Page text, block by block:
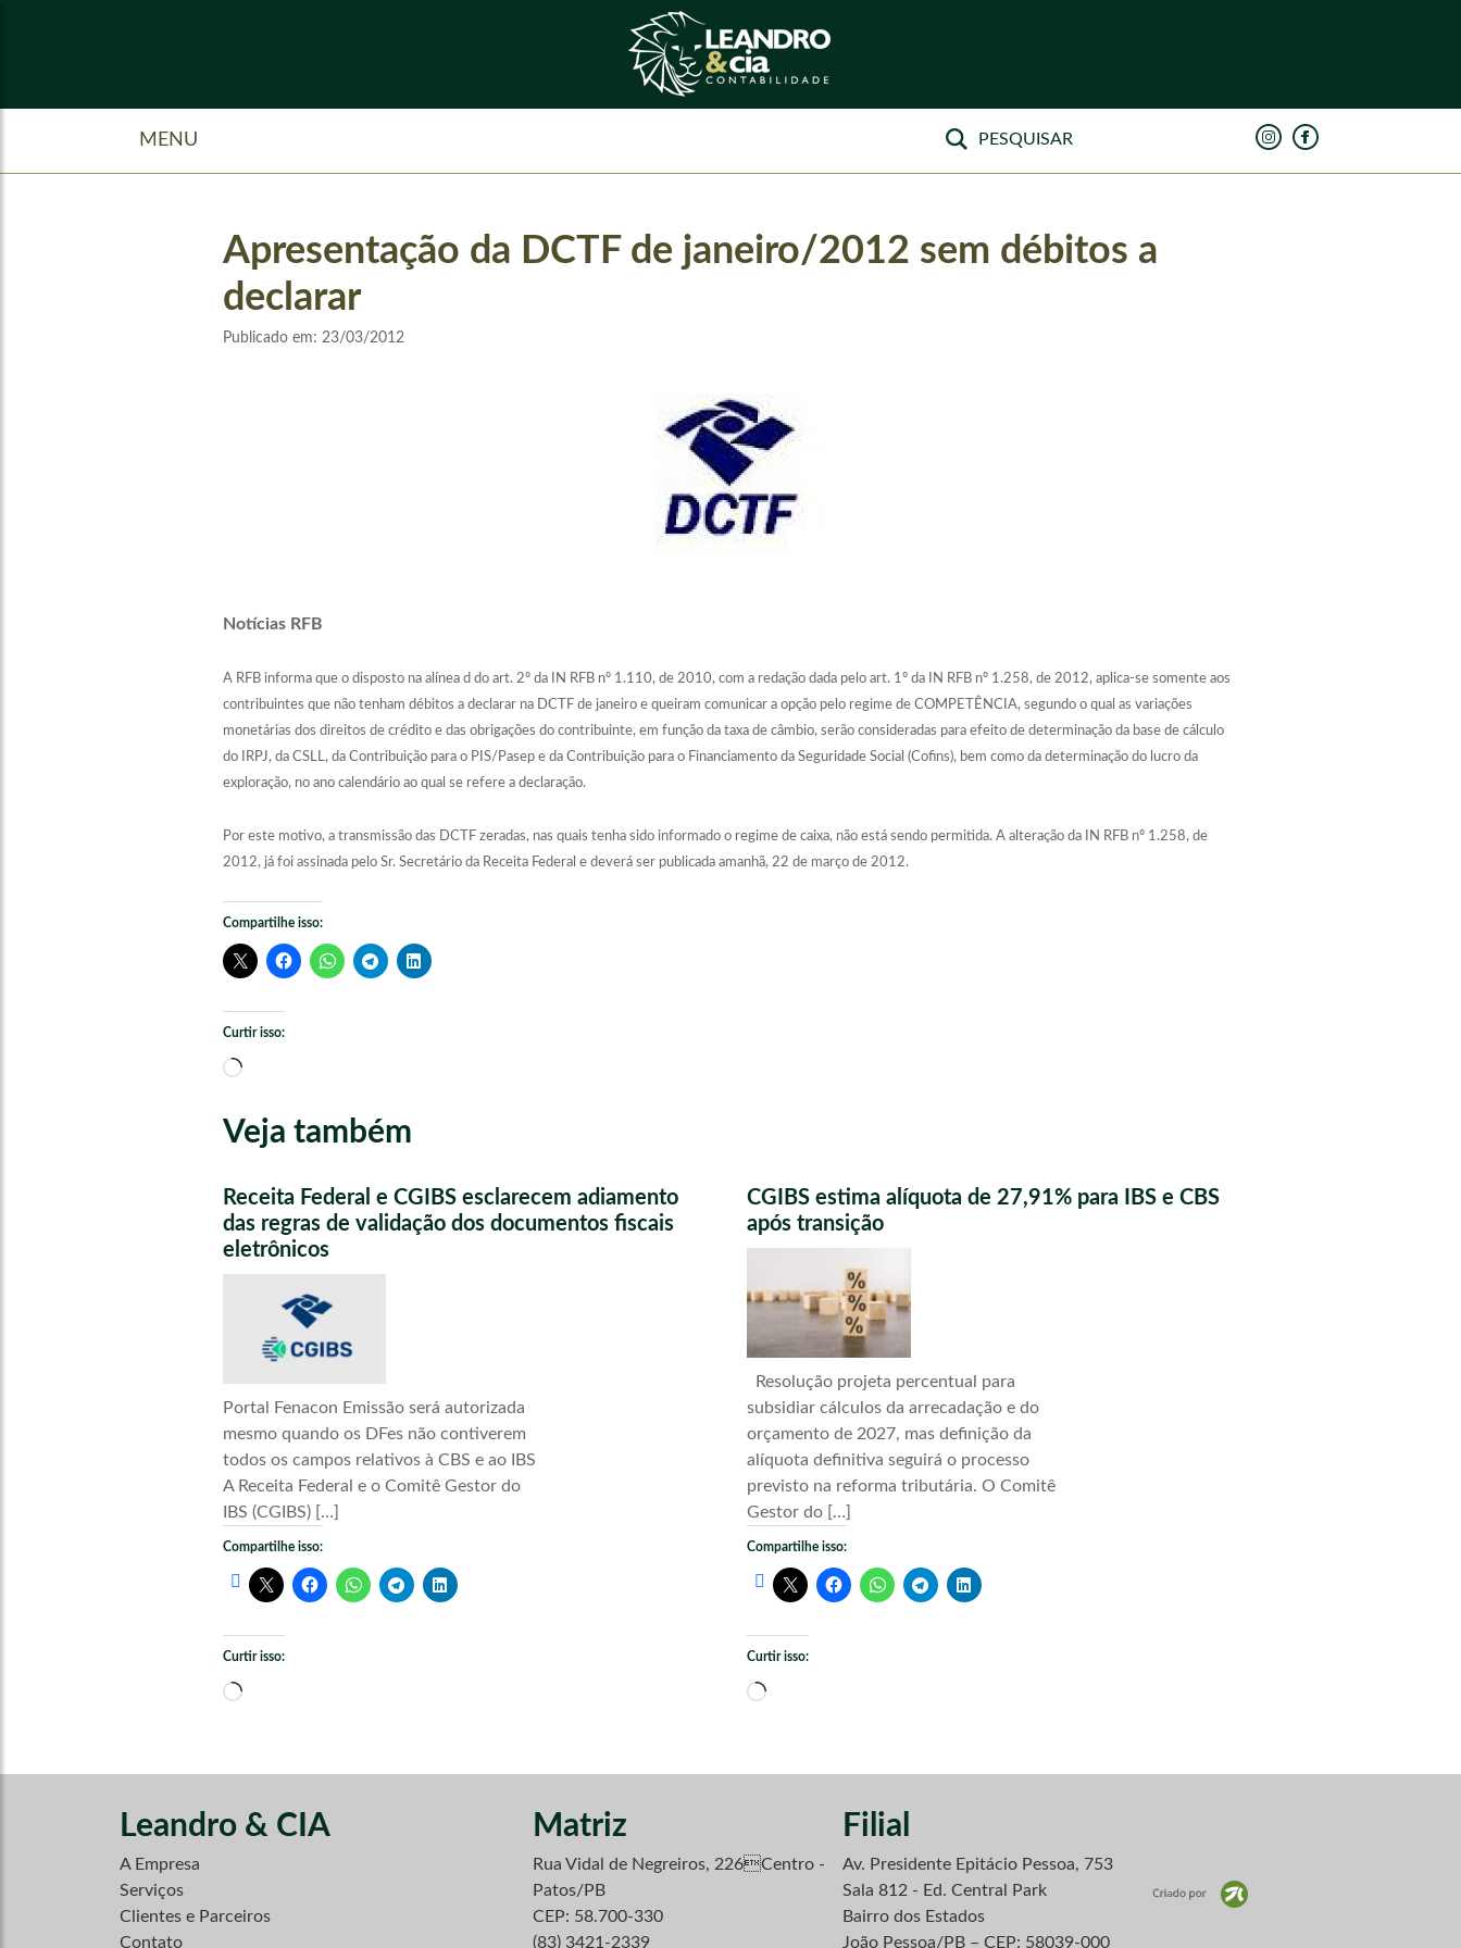
MENU
Apresentação da DCTF de janeiro/2012 sem débitos a
declarar
Publicado em: 23/03/2012
Notícias RFB
A RFB informa que o disposto na alínea d do art. 2º da IN RFB nº 1.110, de 2010, com a redação dada pelo art. 1º da IN RFB nº 1.258, de 2012, aplica-se somente aos
contribuintes que não tenham débitos a declarar na DCTF de janeiro e queiram comunicar a opção pelo regime de COMPETÊNCIA, segundo o qual as variações
monetárias dos direitos de crédito e das obrigações do contribuinte, em função da taxa de câmbio, serão consideradas para efeito de determinação da base de cálculo
do IRPJ, da CSLL, da Contribuição para o PIS/Pasep e da Contribuição para o Financiamento da Seguridade Social (Cofins), bem como da determinação do lucro da
exploração, no ano calendário ao qual se refere a declaração.
Por este motivo, a transmissão das DCTF zeradas, nas quais tenha sido informado o regime de caixa, não está sendo permitida. A alteração da IN RFB nº 1.258, de
2012, já foi assinada pelo Sr. Secretário da Receita Federal e deverá ser publicada amanhã, 22 de março de 2012.
Compartilhe isso:
Curtir isso:
Carregando...
Veja também
Receita Federal e CGIBS esclarecem adiamento
das regras de validação dos documentos fiscais
eletrônicos
Portal Fenacon Emissão será autorizada
mesmo quando os DFes não contiverem
todos os campos relativos à CBS e ao IBS
A Receita Federal e o Comitê Gestor do
IBS (CGIBS) […]
Compartilhe isso:
Curtir isso:
Carregando...
CGIBS estima alíquota de 27,91% para IBS e CBS
após transição
Resolução projeta percentual para
subsidiar cálculos da arrecadação e do
orçamento de 2027, mas definição da
alíquota definitiva seguirá o processo
previsto na reforma tributária. O Comitê
Gestor do […]
Compartilhe isso:
Curtir isso:
Carregando...
Leandro & CIA
A Empresa
Serviços
Clientes e Parceiros
Contato
Matriz
Rua Vidal de Negreiros, 226Centro -
Patos/PB
CEP: 58.700-330
(83) 3421-2339
Filial
Av. Presidente Epitácio Pessoa, 753
Sala 812 - Ed. Central Park
Bairro dos Estados
João Pessoa/PB – CEP: 58039-000